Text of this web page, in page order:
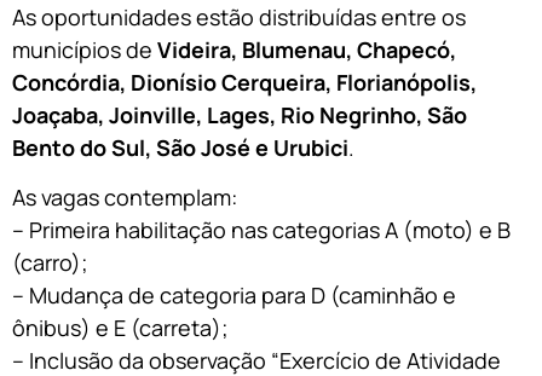
As oportunidades estão distribuídas entre os
municípios de Videira, Blumenau, Chapecó,
Concórdia, Dionísio Cerqueira, Florianópolis,
Joaçaba, Joinville, Lages, Rio Negrinho, São
Bento do Sul, São José e Urubici.
As vagas contemplam:
– Primeira habilitação nas categorias A (moto) e B
(carro);
– Mudança de categoria para D (caminhão e
ônibus) e E (carreta);
– Inclusão da observação “Exercício de Atividade